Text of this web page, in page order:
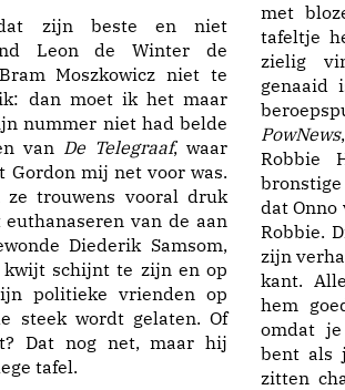
zijn beste en niet
Leon de Winter de
Moszkowicz niet te
dan moet ik het maar
nummer niet had belde
van De Telegraaf, waar
mij net voor was.
trouwens vooral druk
van de aan
Diederik Samsom,
schijnt te zijn en op
politieke vrienden op
steek wordt gelaten. Of
Dat nog net, maar hij
tafel.
met
tafeltje
zielig
genaaid
PowNews
Robbie
dat Onno
Robbie.
zijn
kant.
hem
omdat
bent als
zitten